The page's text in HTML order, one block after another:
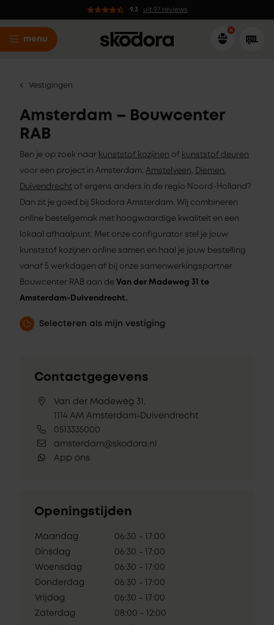
9.3 uit 97 reviews
menu
Vestigingen
Amsterdam – Bouwcenter
RAB
Ben je op zoek naar kunststof kozijnen of kunststof deuren
voor een project in Amsterdam, Amstelveen, Diemen,
Duivendrecht of ergens anders in de regio Noord-Holland?
Dan zit je goed bij Skodora Amsterdam. Wij combineren
online bestelgemak met hoogwaardige kwaliteit en een
lokaal afhaalpunt. Met onze configurator stel je jouw
kunststof kozijnen online samen en haal je jouw bestelling
vanaf 5 werkdagen af bij onze samenwerkingspartner
Bouwcenter RAB aan de Van der Madeweg 31 te
Amsterdam-Duivendrecht.
Selecteren als mijn vestiging
Contactgegevens
Van der Madeweg 31,
1114 AM Amsterdam-Duivendrecht
0513335000
amsterdam@skodora.nl
App ons
Openingstijden
Maandag 06:30 - 17:00
Dinsdag 06:30 - 17:00
Woensdag 06:30 - 17:00
Donderdag 06:30 - 17:00
Vrijdag 06:30 - 17:00
Zaterdag 08:00 - 12:00